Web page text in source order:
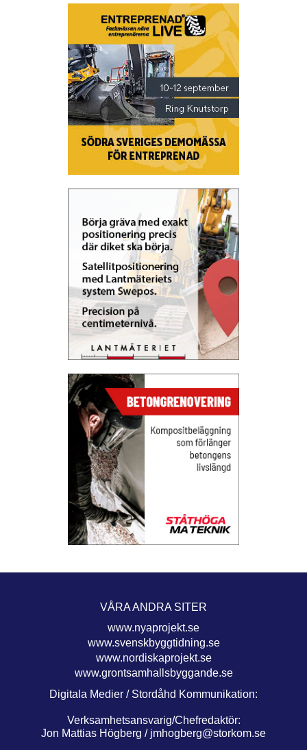
VÅRA ANDRA SITER
www.nyaprojekt.se
www.svenskbyggtidning.se
www.nordiskaprojekt.se
www.grontsamhallsbyggande.se
Digitala Medier / Stordåhd Kommunikation:
Verksamhetsansvarig/Chefredaktör:
Jon Mattias Högberg / jmhogberg@storkom.se